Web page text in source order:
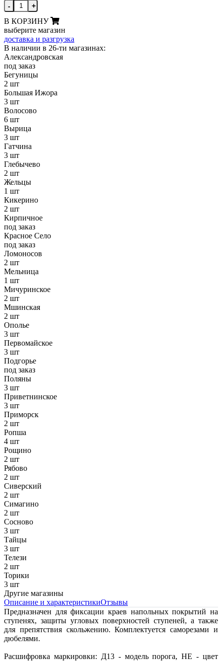
- +
В КОРЗИНУ
выберите магазин
доставка и разгрузка
В наличии в 26-ти магазинах:
Александровская
под заказ
Бегуницы
2 шт
Большая Ижора
3 шт
Волосово
6 шт
Вырица
3 шт
Гатчина
3 шт
Глебычево
2 шт
Жельцы
1 шт
Кикерино
2 шт
Кирпичное
под заказ
Красное Село
под заказ
Ломоносов
2 шт
Мельница
1 шт
Мичуринское
2 шт
Мшинская
2 шт
Ополье
3 шт
Первомайское
3 шт
Подгорье
под заказ
Поляны
3 шт
Приветнинское
3 шт
Приморск
2 шт
Ропша
4 шт
Рощино
2 шт
Рябово
2 шт
Сиверский
2 шт
Симагино
2 шт
Сосново
3 шт
Тайцы
3 шт
Телези
2 шт
Торики
3 шт
Другие магазины
Описание и характеристикиОтзывы
Предназначен для фиксации краев напольных покрытий на
ступенях, защиты угловых поверхностей ступеней, а также
для препятствия скольжению. Комплектуется саморезами и
дюбелями.
Расшифровка маркировки: Д13 - модель порога, НЕ - цвет